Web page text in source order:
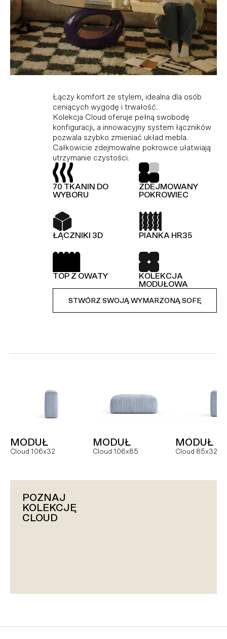
Łączy komfort ze stylem, idealna dla osób
ceniących wygodę i trwałość.
Kolekcja Cloud oferuje pełną swobodę
konfiguracji, a innowacyjny system łączników
pozwala szybko zmieniać układ mebla.
Całkowicie zdejmowalne pokrowce ułatwiają
utrzymanie czystości.
70 TKANIN DO
WYBORU
ZDEJMOWANY
POKROWIEC
ŁĄCZNIKI 3D PIANKA HR35
TOP Z OWATY
KOLEKCJA
MODUŁOWA
STWÓRZ SWOJĄ WYMARZONĄ SOFĘ
MODUŁ
Cloud 106x32
MODUŁ
Cloud 106x85
MODUŁ
Cloud 85x32
POZNAJ
KOLEKCJĘ
CLOUD
którzy cenią wygodę i trwałość. Dzięki
modułowej konstrukcji i innowacyjnemu
systemowi łączników, Hug umożliwia dowolną
konfigurację i łatwą zmianę układu bez użycia
narzędzi.
TOP Z OWATY PIANKA HR35
ŁĄCZNIKI 3D
KOLEKCJA
MODUŁOWA
52 TKANINY DO
WYBORU
STWÓRZ SWOJĄ WYMARZONĄ SOFĘ
dopasowuje się do różnych przestrzeni,
ciesząc miłośników minimalistycznego stylu i
funkcjonalności. Wykonana z wysokiej jakości
materiałów, gwarantujących trwałość i
elegancję. Dodatkowo, kolekcja Slay jest
wyposażona w piankę premium, zapewniającą
wyjątkowy komfort.
TOP Z OWATY
70 TKANIN DO
WYBORU
PIANKA HR35 SPRĘŻYNY FALISTE
KOLEKCJA
MODUŁOWA
STWÓRZ SWOJĄ WYMARZONĄ SOFĘ
FOTEL
Slay
MODUŁ
Slay MC
MODUŁ
Slay ML